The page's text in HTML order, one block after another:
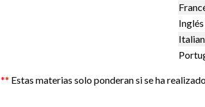
** Estas materias solo ponderan si se ha